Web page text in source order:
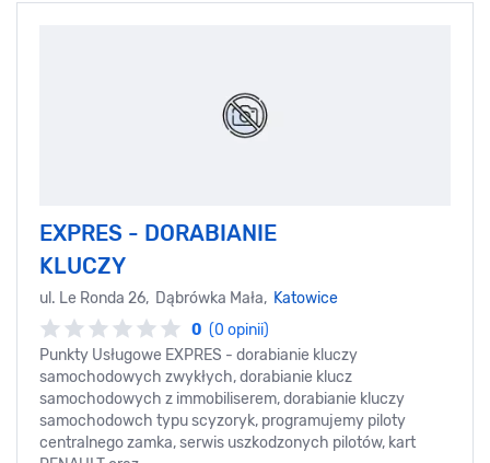
EXPRES - DORABIANIE
KLUCZY
ul. Le Ronda 26, Dąbrówka Mała, Katowice
0 (0 opinii)
Punkty Usługowe EXPRES - dorabianie kluczy
samochodowych zwykłych, dorabianie klucz
samochodowych z immobiliserem, dorabianie kluczy
samochodowch typu scyzoryk, programujemy piloty
centralnego zamka, serwis uszkodzonych pilotów, kart